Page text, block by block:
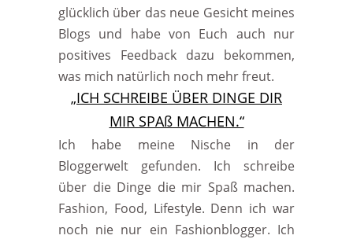
glücklich über das neue Gesicht meines
Blogs und habe von Euch auch nur
positives Feedback dazu bekommen,
was mich natürlich noch mehr freut.
„ICH SCHREIBE ÜBER DINGE DIR
MIR SPAß MACHEN.“
Ich habe meine Nische in der
Bloggerwelt gefunden. Ich schreibe
über die Dinge die mir Spaß machen.
Fashion, Food, Lifestyle. Denn ich war
noch nie nur ein Fashionblogger. Ich